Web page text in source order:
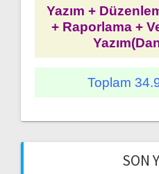
Yazım +
+ Raporlama +
Toplam
SON